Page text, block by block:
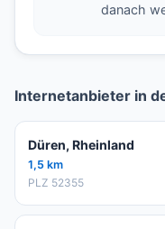
danach
Internetanbieter in
Düren, Rheinland
1,5 km
PLZ 52355